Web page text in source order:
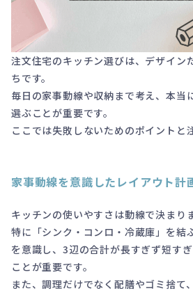
注文住宅のキッチン選びは、デザイン
ちです。
毎日の家事動線や収納まで考え、本当
選ぶことが重要です。
ここでは失敗しないためのポイントと
家事動線を意識したレイアウト計
キッチンの使いやすさは動線で決まりま
特に「シンク・コンロ・冷蔵庫」を結
を意識し、3辺の合計が長すぎず短す
ことが重要です。
また、調理だけでなく配膳やゴミ捨て